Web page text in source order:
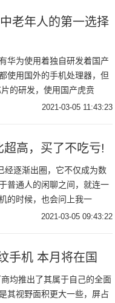
老年人的第一选择
华为使用着独自研发着国产
使用国外的手机处理器，但
的研发，使用国产虎贲
部分处理器。2021-03-05 11:43:23
高，买了不吃亏!
经逐渐出圈，它不仅成为数
普通人的闲聊之间，就连一
的时候，也会问上我一
我一向的回答。2021-03-05 09:43:22
手机 本月将在国
均推出了其属于自己的全面
其视野面积更大一些，屏占